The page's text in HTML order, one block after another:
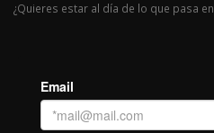
¿Quieres estar al día de lo que pasa en